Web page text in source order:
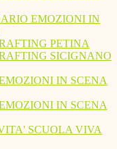
EMOZIONI IN
PETINA
SICIGNANO
IN SCENA
IN SCENA
SCUOLA VIVA